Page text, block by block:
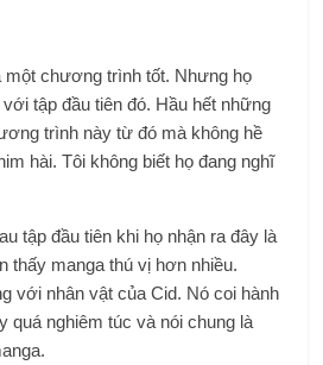
một chương trình tốt. Nhưng họ
tập đầu tiên đó. Hầu hết những
trình này từ đó mà không hề
hài. Tôi không biết họ đang nghĩ
tập đầu tiên khi họ nhận ra đây là
thấy manga thú vị hơn nhiều.
với nhân vật của Cid. Nó coi hành
quá nghiêm túc và nói chung là